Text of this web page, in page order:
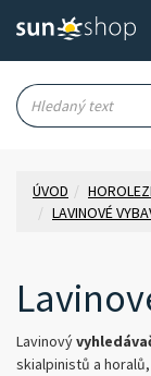
ÚVOD
LAVINOVÉ
Lavinový
skialpinistů a